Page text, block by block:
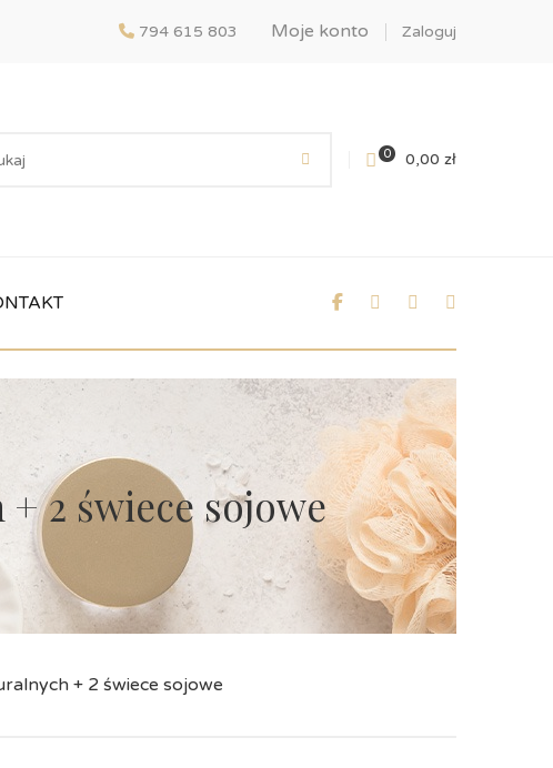
794 615 803 Moje konto Zaloguj
0 0,00 zł
2 świece sojowe
+ 2 świece sojowe